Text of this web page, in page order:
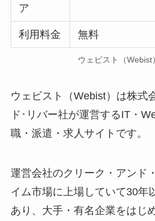
ア
利用料金 無料
ウェビスト（Webist
ウェビスト（Webist）は株式
ド･リバー社が運営するIT・
職・派遣・求人サイトです。
運営会社のクリーク・アンド
イム市場に上場していて30年
あり、大手・有名企業をはじ